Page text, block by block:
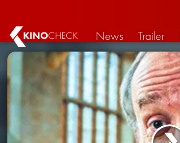
KINOCHECK News Trailer